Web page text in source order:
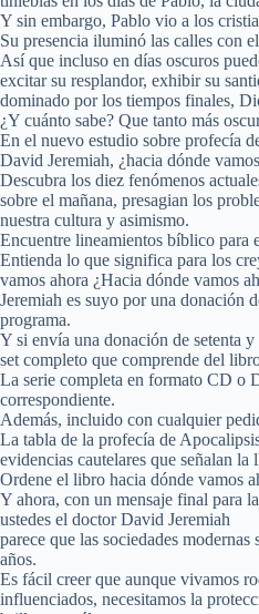
Y sin embargo, Pablo vio a los
Su presencia iluminó las calles con
Así que incluso en días oscuros
excitar su resplandor, exhibir su
dominado por los tiempos finales,
¿Y cuánto sabe? Que tanto más
En el nuevo estudio sobre profecía
David Jeremiah, ¿hacia dónde
Descubra los diez fenómenos
sobre el mañana, presagian los
nuestra cultura y asimismo.
Encuentre lineamientos bíblico para
Entienda lo que significa para los
vamos ahora ¿Hacia dónde vamos
Jeremiah es suyo por una donación
programa.
Y si envía una donación de setenta
set completo que comprende del
La serie completa en formato CD o
correspondiente.
Además, incluido con cualquier
La tabla de la profecía de
evidencias cautelares que señalan
Ordene el libro hacia dónde vamos
Y ahora, con un mensaje final para
ustedes el doctor David Jeremiah
parece que las sociedades
años.
Es fácil creer que aunque vivamos
influenciados, necesitamos la